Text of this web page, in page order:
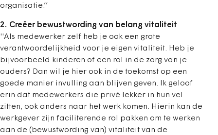
organisatie.’’
2. Creëer bewustwording van belang vitaliteit
''Als medewerker zelf heb je ook een grote
verantwoordelijkheid voor je eigen vitaliteit. Heb je
bijvoorbeeld kinderen of een rol in de zorg van je
ouders? Dan wil je hier ook in de toekomst op een
goede manier invulling aan blijven geven. Ik geloof
erin dat medewerkers die privé lekker in hun vel
zitten, ook anders naar het werk komen. Hierin kan de
werkgever zijn faciliterende rol pakken om te werken
aan de (bewustwording van) vitaliteit van de